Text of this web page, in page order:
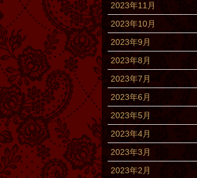
2023年11月
2023年10月
2023年9月
2023年8月
2023年7月
2023年6月
2023年5月
2023年4月
2023年3月
2023年2月